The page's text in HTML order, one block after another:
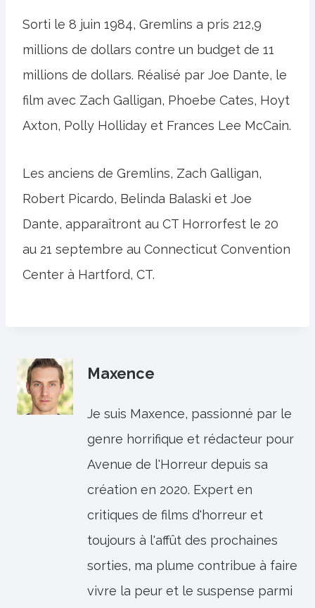
Sorti le 8 juin 1984, Gremlins a pris 212,9
millions de dollars contre un budget de 11
millions de dollars. Réalisé par Joe Dante, le
film avec Zach Galligan, Phoebe Cates, Hoyt
Axton, Polly Holliday et Frances Lee McCain.
Les anciens de Gremlins, Zach Galligan,
Robert Picardo, Belinda Balaski et Joe
Dante, apparaîtront au CT Horrorfest le 20
au 21 septembre au Connecticut Convention
Center à Hartford, CT.
Maxence
Je suis Maxence, passionné par le
genre horrifique et rédacteur pour
Avenue de l'Horreur depuis sa
création en 2020. Expert en
critiques de films d'horreur et
toujours à l'affût des prochaines
sorties, ma plume contribue à faire
vivre la peur et le suspense parmi